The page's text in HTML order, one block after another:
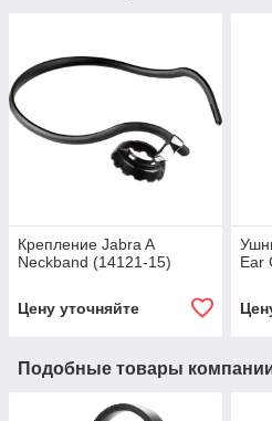
Крепление Jabra A
Neckband (14121-15)
Цену уточняйте
Ear
Подобные товары